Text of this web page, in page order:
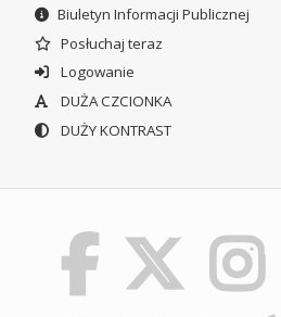
Biuletyn Informacji Publicznej
Posłuchaj teraz
Logowanie
DUŻA CZCIONKA
DUŻY KONTRAST